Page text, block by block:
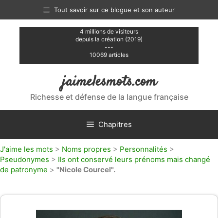
contenu
Tout savoir sur ce blogue et son auteur
4 millions de visiteurs
depuis la création (2019)
---
10069 articles
jaimelesmots.com
Richesse et défense de la langue française
Chapitres
J'aime les mots > Noms propres > Personnalités >
Pseudonymes > Ils ont conservé leurs prénoms mais changé
de patronyme > "Nicole Courcel".